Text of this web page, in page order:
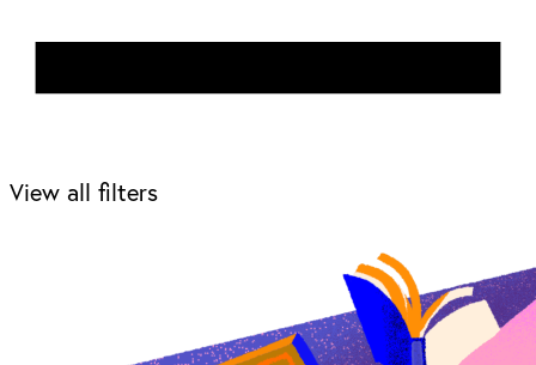
View all filters